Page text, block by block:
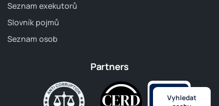
Seznam exekutorů
Slovník pojmů
Seznam osob
Partners
Vyhledat